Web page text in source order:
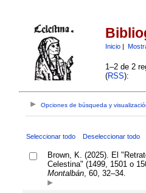
Inicio|
1–2 de 2
(RSS):
Opciones de búsqueda y
Seleccionar todo Deseleccionar todo
Brown, K. (2025). El
Celestina" (1499, 1501 o
Montalbán, 60, 32–34.